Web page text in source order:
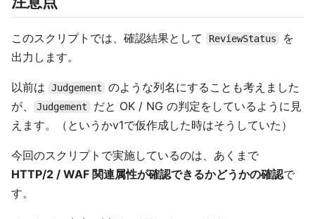
このスクリプトでは、確認結果として ReviewStatus
を
出力します。
以前は Judgement
のような列名にすることも考えました
が、
Judgement
だと OK / NG の判定をしているように見
えます。（というかv1で仮作成した時はそうしていた）
今回のスクリプトで実施しているのは、あくまで
HTTP/2 / WAF 関連属性が確認できるかどうかの確認で
す。